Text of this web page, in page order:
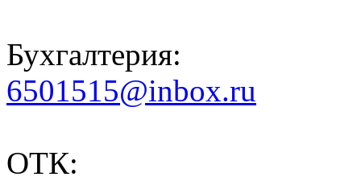
Бухгалтерия:
6501515@inbox.ru
ОТК: